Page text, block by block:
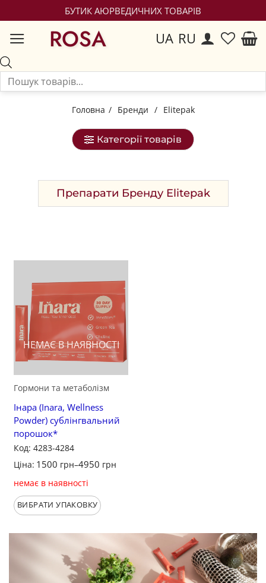
БУТИК АЮРВЕДИЧНИХ ТОВАРІВ
ROSA UA RU
Головна / Бренди / Elitepak
Категорії товарів
Препарати Бренду Elitepak
НЕМАЄ В НАЯВНОСТІ
Гормони та метаболізм
Інара (Inara, Wellness
Powder) сублінгвальний
порошок*
Код: 4283-4284
Ціна: 1500 грн–4950 грн
немає в наявності
ВИБРАТИ УПАКОВКУ